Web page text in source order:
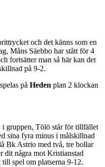
och det känns som en
Måns Säebbo har stått för 4
fortsätter man så här kan det
på 9-2.
på Heden plan 2 klockan
i gruppen, Tölö står för tillfället
sina fyra minus i målskillnad
Bk Astrio med två, tre bollar
dit några mot Kristianstad
spel om platserna 9-12.